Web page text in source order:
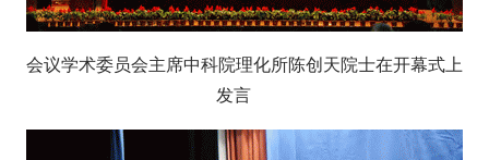
会议学术委员会主席中科院理化所陈创天院士在开幕式上
发言